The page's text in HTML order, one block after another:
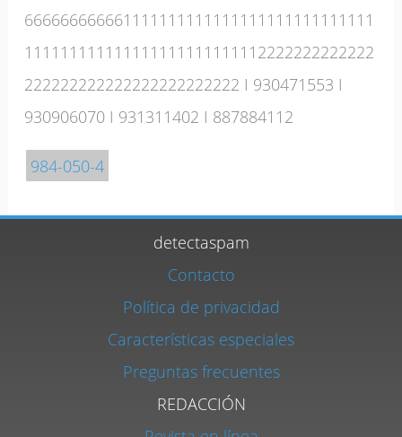
666666666661111111111111111111111111111
111111111111111111111111112222222222222
222222222222222222222222 I 930471553 I
930906070 I 931311402 I 887884112
984-050-4
detectaspam
Contacto
Política de privacidad
Características especiales
Preguntas frecuentes
REDACCIÓN